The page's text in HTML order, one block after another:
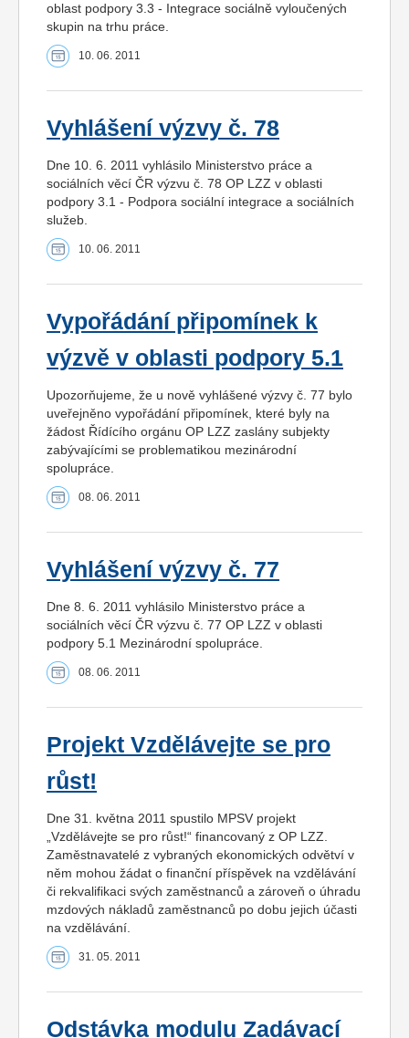
oblast podpory 3.3 - Integrace sociálně vyloučených
skupin na trhu práce.
10. 06. 2011
Vyhlášení výzvy č. 78
Dne 10. 6. 2011 vyhlásilo Ministerstvo práce a
sociálních věcí ČR výzvu č. 78 OP LZZ v oblasti
podpory 3.1 - Podpora sociální integrace a sociálních
služeb.
10. 06. 2011
Vypořádání připomínek k
výzvě v oblasti podpory 5.1
Upozorňujeme, že u nově vyhlášené výzvy č. 77 bylo
uveřejněno vypořádání připomínek, které byly na
žádost Řídícího orgánu OP LZZ zaslány subjekty
zabývajícími se problematikou mezinárodní
spolupráce.
08. 06. 2011
Vyhlášení výzvy č. 77
Dne 8. 6. 2011 vyhlásilo Ministerstvo práce a
sociálních věcí ČR výzvu č. 77 OP LZZ v oblasti
podpory 5.1 Mezinárodní spolupráce.
08. 06. 2011
Projekt Vzdělávejte se pro
růst!
Dne 31. května 2011 spustilo MPSV projekt
„Vzdělávejte se pro růst!“ financovaný z OP LZZ.
Zaměstnavatelé z vybraných ekonomických odvětví v
něm mohou žádat o finanční příspěvek na vzdělávání
či rekvalifikaci svých zaměstnanců a zároveň o úhradu
mzdových nákladů zaměstnanců po dobu jejich účasti
na vzdělávání.
31. 05. 2011
Odstávka modulu Zadávací